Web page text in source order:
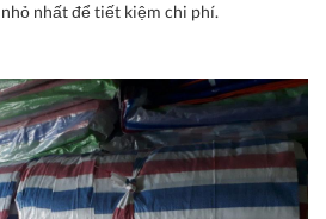
nhất để tiết kiệm chi phí.